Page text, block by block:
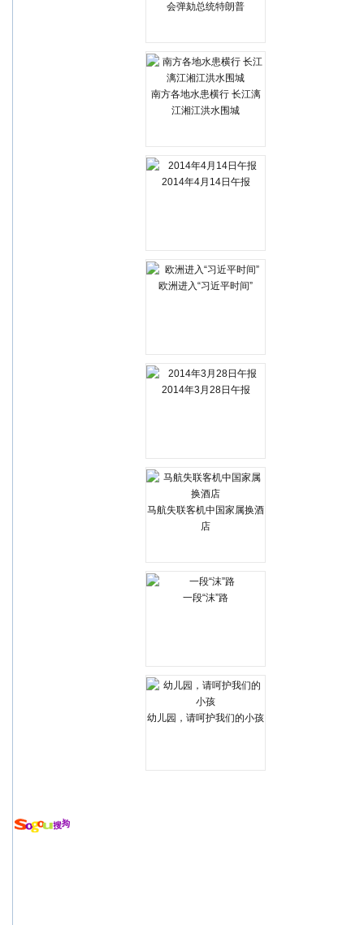
会弹劾总统特朗普
南方各地水患横行 长江漓
江湘江洪水围城
2014年4月14日午报
欧洲进入“习近平时间”
2014年3月28日午报
马航失联客机中国家属换酒
店
一段“沫”路
幼儿园，请呵护我们的小孩